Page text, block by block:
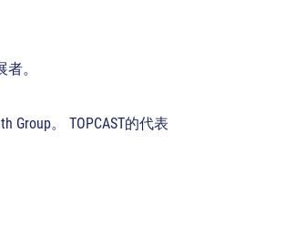
。
Group。 TOPCAST的代表